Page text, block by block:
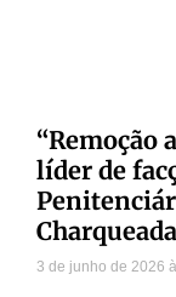
“Remoção
líder de
3 de junho de 2026